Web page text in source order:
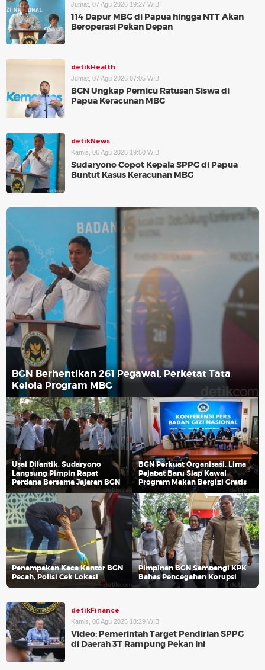
Jumat, 07 Agu 2026 19:27 WIB
114 Dapur MBG di Papua hingga NTT Akan
Beroperasi Pekan Depan
detikHealth
Jumat, 07 Agu 2026 07:05 WIB
BGN Ungkap Pemicu Ratusan Siswa di
Papua Keracunan MBG
detikNews
Kamis, 06 Agu 2026 19:50 WIB
Sudaryono Copot Kepala SPPG di Papua
Buntut Kasus Keracunan MBG
BGN Berhentikan 261 Pegawai, Perketat Tata
Kelola Program MBG
Usai Dilantik, Sudaryono
Langsung Pimpin Rapat
Perdana Bersama Jajaran BGN
BGN Perkuat Organisasi, Lima
Pejabat Baru Siap Kawal
Program Makan Bergizi Gratis
Penampakan Kaca Kantor BGN
Pecah, Polisi Cek Lokasi
Pimpinan BGN Sambangi KPK
Bahas Pencegahan Korupsi
detikFinance
Kamis, 06 Agu 2026 18:29 WIB
Video: Pemerintah Target Pendirian SPPG
di Daerah 3T Rampung Pekan Ini